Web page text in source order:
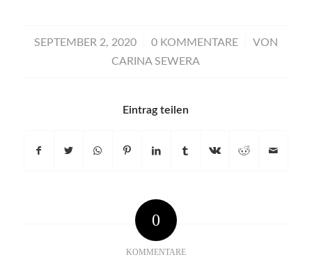
SEPTEMBER 2, 2020
/ 0 KOMMENTARE
/
VON
CARINA SEWERA
Eintrag teilen
0
KOMMENTARE